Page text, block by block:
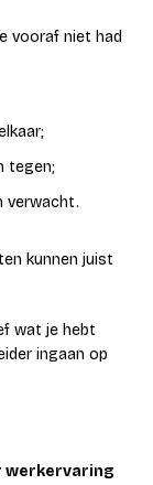
vooraf niet had
tegen;
verwacht.
kunnen juist
wat je hebt
ingaan op
werkervaring